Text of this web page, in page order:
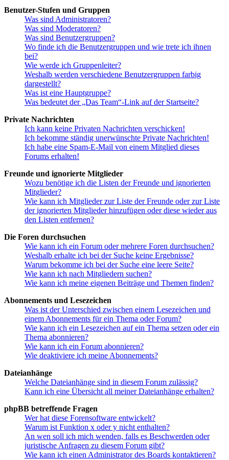
Benutzer-Stufen und Gruppen
Was sind Administratoren?
Was sind Moderatoren?
Was sind Benutzergruppen?
Wo finde ich die Benutzergruppen und wie trete ich ihnen
bei?
Wie werde ich Gruppenleiter?
Weshalb werden verschiedene Benutzergruppen farbig
dargestellt?
Was ist eine Hauptgruppe?
Was bedeutet der „Das Team“-Link auf der Startseite?
Private Nachrichten
Ich kann keine Privaten Nachrichten verschicken!
Ich bekomme ständig unerwünschte Private Nachrichten!
Ich habe eine Spam-E-Mail von einem Mitglied dieses
Forums erhalten!
Freunde und ignorierte Mitglieder
Wozu benötige ich die Listen der Freunde und ignorierten
Mitglieder?
Wie kann ich Mitglieder zur Liste der Freunde oder zur Liste
der ignorierten Mitglieder hinzufügen oder diese wieder aus
den Listen entfernen?
Die Foren durchsuchen
Wie kann ich ein Forum oder mehrere Foren durchsuchen?
Weshalb erhalte ich bei der Suche keine Ergebnisse?
Warum bekomme ich bei der Suche eine leere Seite?
Wie kann ich nach Mitgliedern suchen?
Wie kann ich meine eigenen Beiträge und Themen finden?
Abonnements und Lesezeichen
Was ist der Unterschied zwischen einem Lesezeichen und
einem Abonnements für ein Thema oder Forum?
Wie kann ich ein Lesezeichen auf ein Thema setzen oder ein
Thema abonnieren?
Wie kann ich ein Forum abonnieren?
Wie deaktiviere ich meine Abonnements?
Dateianhänge
Welche Dateianhänge sind in diesem Forum zulässig?
Kann ich eine Übersicht all meiner Dateianhänge erhalten?
phpBB betreffende Fragen
Wer hat diese Forensoftware entwickelt?
Warum ist Funktion x oder y nicht enthalten?
An wen soll ich mich wenden, falls es Beschwerden oder
juristische Anfragen zu diesem Forum gibt?
Wie kann ich einen Administrator des Boards kontaktieren?